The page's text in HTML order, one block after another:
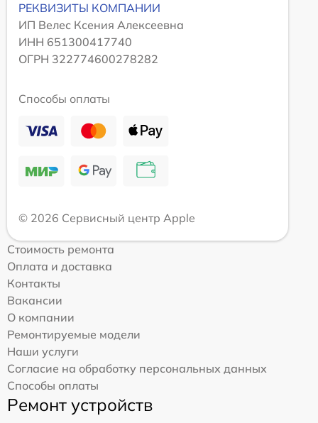
РЕКВИЗИТЫ КОМПАНИИ
ИП Велес Ксения Алексеевна
ИНН 651300417740
ОГРН 322774600278282
Способы оплаты
© 2026 Сервисный центр Apple
Стоимость ремонта
Оплата и доставка
Контакты
Вакансии
О компании
Ремонтируемые модели
Наши услуги
Согласие на обработку персональных данных
Способы оплаты
Ремонт устройств